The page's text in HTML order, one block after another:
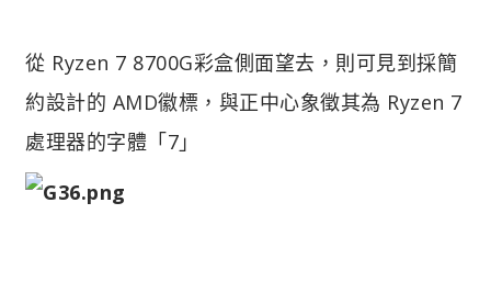
從 Ryzen 7 8700G彩盒側面望去，則可見到採簡
約設計的 AMD徽標，與正中心象徵其為 Ryzen 7
處理器的字體「7」